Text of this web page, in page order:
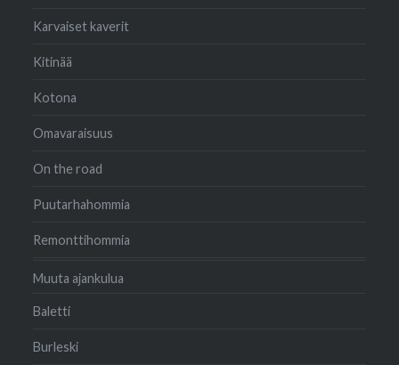
Karvaiset kaverit
Kitinää
Kotona
Omavaraisuus
On the road
Puutarhahommia
Remonttihommia
Muuta ajankulua
Baletti
Burleski